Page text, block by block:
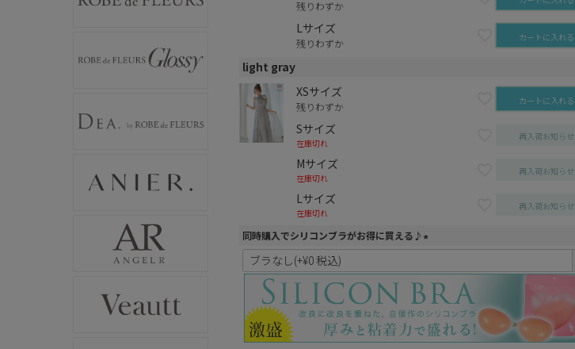
残りわずか
Lサイズ
残りわずか カートに入れる
light gray
XSサイズ
残りわずか カートに入れる
Sサイズ
在庫切れ
再入荷お知らせ
Mサイズ
在庫切れ
再入荷お知らせ
Lサイズ
在庫切れ
再入荷お知らせ
同時購入でシリコンブラがお得に買える♪
(
須
)